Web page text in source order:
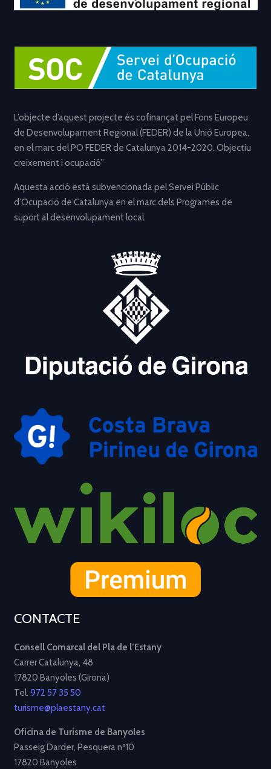
L’objecte d’aquest projecte és cofinançat pel Fons Europeu
de Desenvolupament Regional (FEDER) de la Unió Europea,
en el marc del PO FEDER de Catalunya 2014-2020. Objectiu
creixement i ocupació”
Aquesta acció està subvencionada pel Servei Públic
d’Ocupació de Catalunya en el marc dels Programes de
suport al desenvolupament local.
CONTACTE
Consell Comarcal del Pla de l’Estany
Carrer Catalunya, 48
17820 Banyoles (Girona)
Tel. 972 57 35 50
turisme@plaestany.cat
Oficina de Turisme de Banyoles
Passeig Darder, Pesquera nº10
17820 Banyoles